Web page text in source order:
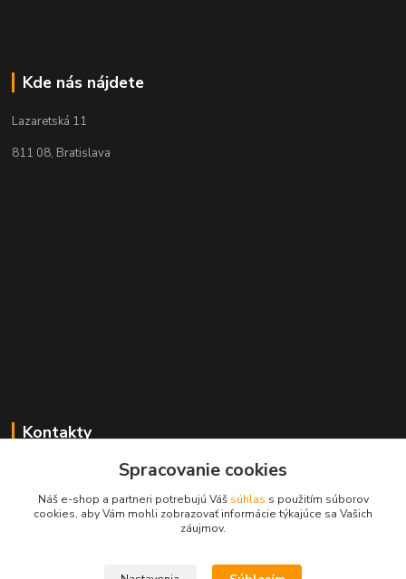
Kde nás nájdete
Lazaretská 11
811 08, Bratislava
Kontakty
+421 2 529 67 411
(Po - Pia: 10:00 - 17:30)
Spracovanie cookies
Náš e-shop a partneri potrebujú Váš súhlas s použitím súborov
cookies, aby Vám mohli zobrazovať informácie týkajúce sa Vašich
záujmov.